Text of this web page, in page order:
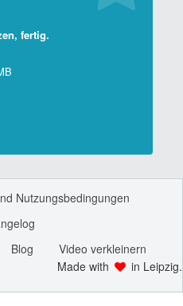
fertig.
Nutzungsbedingungen
Blog
Video verkleinern
Made with
in Leipzig.